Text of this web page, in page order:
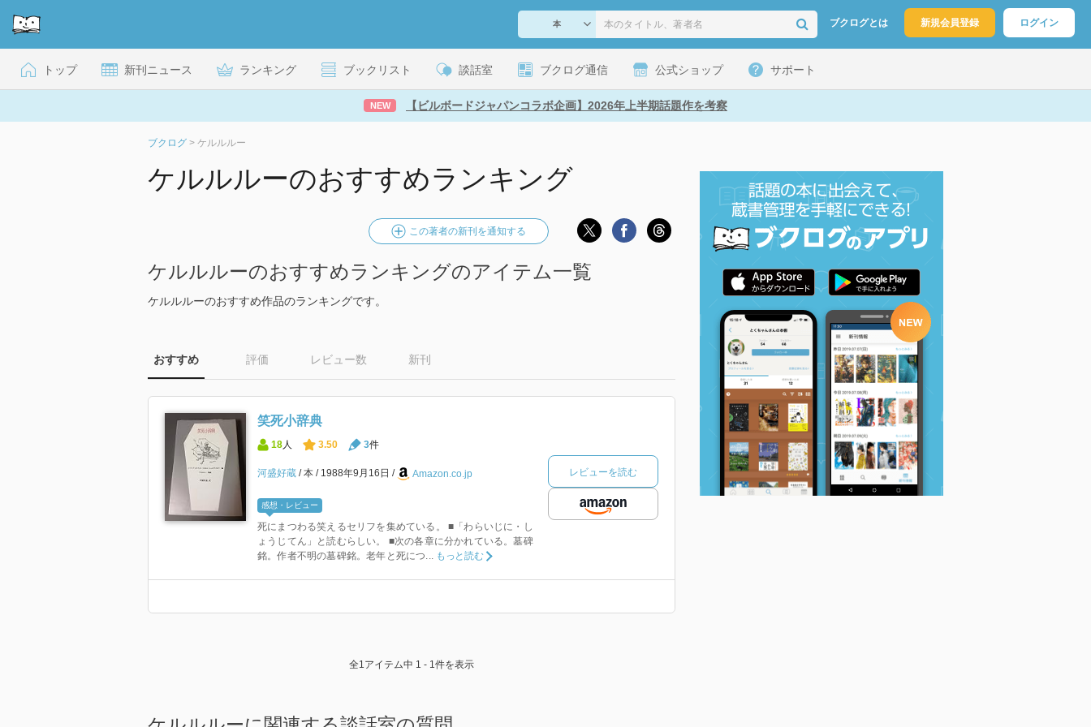
ブクログとは 新規会員登録 ログイン
トップ 新刊ニュース ランキング ブックリスト 談話室 ブクログ通信 公式ショップ サポート
NEW 【ビルボードジャパンコラボ企画】2026年上半期話題作を考察
ブクログ > ケルルルー
ケルルルーのおすすめランキング
この著者の新刊を通知する
ケルルルーのおすすめランキングのアイテム一覧
ケルルルーのおすすめ作品のランキングです。
おすすめ 評価 レビュー数 新刊
笑死小辞典
18人 3.50 3件
河盛好蔵 本 1988年9月16日 Amazon.co.jp
感想・レビュー
死にまつわる笑えるセリフを集めている。 ■「わらいじに・し
ょうじてん」と読むらしい。 ■次の各章に分かれている。墓碑
銘。作者不明の墓碑銘。老年と死につ...
もっと読む
レビューを読む
全1アイテム中 1 - 1件を表示